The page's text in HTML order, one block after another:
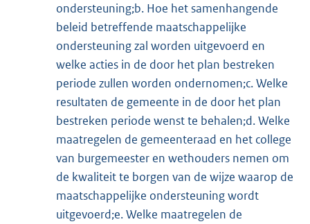
ondersteuning;b. Hoe het samenhangende
beleid betreffende maatschappelijke
ondersteuning zal worden uitgevoerd en
welke acties in de door het plan bestreken
periode zullen worden ondernomen;c. Welke
resultaten de gemeente in de door het plan
bestreken periode wenst te behalen;d. Welke
maatregelen de gemeenteraad en het college
van burgemeester en wethouders nemen om
de kwaliteit te borgen van de wijze waarop de
maatschappelijke ondersteuning wordt
uitgevoerd;e. Welke maatregelen de